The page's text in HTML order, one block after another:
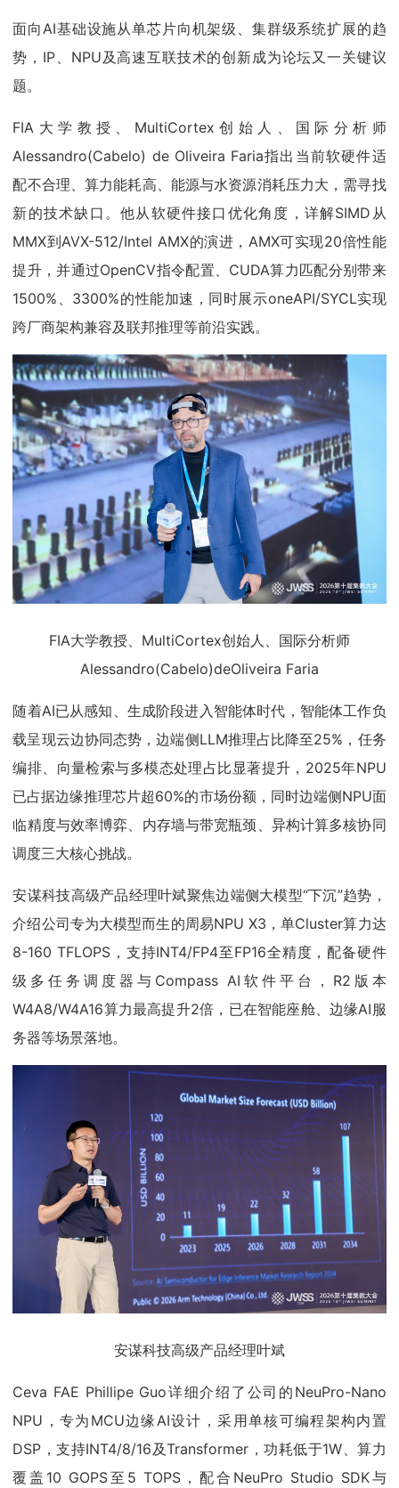
面向AI基础设施从单芯片向机架级、集群级系统扩展的趋
势，IP、NPU及高速互联技术的创新成为论坛又一关键议
题。
FIA大学教授、MultiCortex创始人、国际分析师
Alessandro(Cabelo) de Oliveira Faria指出当前软硬件适
配不合理、算力能耗高、能源与水资源消耗压力大，需寻找
新的技术缺口。他从软硬件接口优化角度，详解SIMD从
MMX到AVX-512/Intel AMX的演进，AMX可实现20倍性能
提升，并通过OpenCV指令配置、CUDA算力匹配分别带来
1500%、3300%的性能加速，同时展示oneAPI/SYCL实现
跨厂商架构兼容及联邦推理等前沿实践。
FIA大学教授、MultiCortex创始人、国际分析师
Alessandro(Cabelo)deOliveira Faria
随着AI已从感知、生成阶段进入智能体时代，智能体工作负
载呈现云边协同态势，边端侧LLM推理占比降至25%，任务
编排、向量检索与多模态处理占比显著提升，2025年NPU
已占据边缘推理芯片超60%的市场份额，同时边端侧NPU面
临精度与效率博弈、内存墙与带宽瓶颈、异构计算多核协同
调度三大核心挑战。
安谋科技高级产品经理叶斌聚焦边端侧大模型“下沉”趋势，
介绍公司专为大模型而生的周易NPU X3，单Cluster算力达
8-160 TFLOPS，支持INT4/FP4至FP16全精度，配备硬件
级多任务调度器与Compass AI软件平台，R2版本
W4A8/W4A16算力最高提升2倍，已在智能座舱、边缘AI服
务器等场景落地。
安谋科技高级产品经理叶斌
Ceva FAE Phillipe Guo详细介绍了公司的NeuPro-Nano
NPU，专为MCU边缘AI设计，采用单核可编程架构内置
DSP，支持INT4/8/16及Transformer，功耗低于1W、算力
覆盖10 GOPS至5 TOPS，配合NeuPro Studio SDK与